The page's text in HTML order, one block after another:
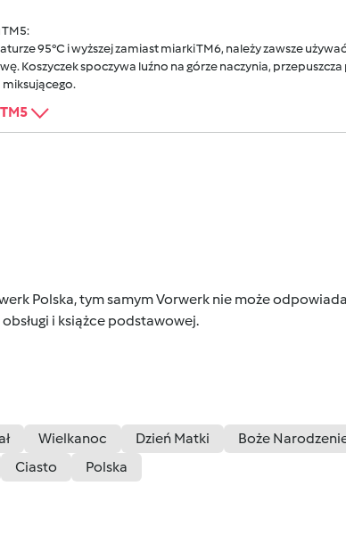
95°C i wyższej zamiast miarki TM6, należy zawsze
Koszyczek spoczywa luźno na górze naczynia, przepuszcza
Polska, tym samym Vorwerk nie może
i książce podstawowej.
Wielkanoc Dzień Matki
Boże
Ciasto Polska